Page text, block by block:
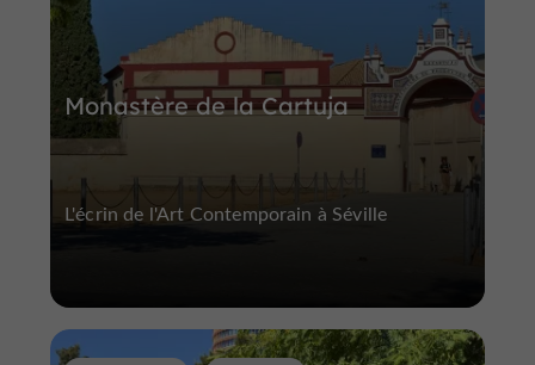
Monastère de la Cartuja
L'écrin de l'Art Contemporain à Séville